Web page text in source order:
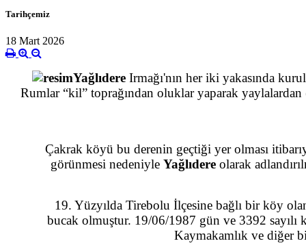
Tarihçemiz
18 Mart 2026
Yağlıdere Irmağı'nın her iki yakasında
Rumlar “kil” toprağından oluklar yaparak
Çakrak köyü bu derenin geçtiği yer olması
görünmesi nedeniyleYağlıdere olarak
19. Yüzyılda Tirebolu İlçesine bağlı bir köy olan
bucak olmuştur. 19/06/1987 gün ve 3392 sayılı
Kaymakamlık ve diğer